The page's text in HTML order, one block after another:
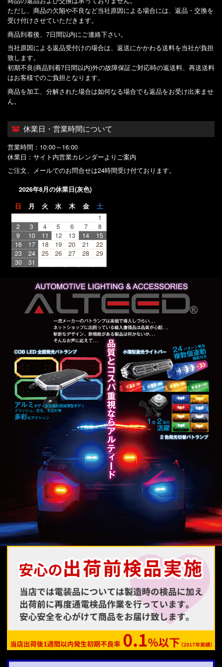
ただし、商品の欠陥や不良など当社原因による場合には、返品・交換を
受け付けさせていただきます。
商品到着後、7日間以内にご連絡下さい。
当社原因による返品受付けの場合は、返送にかかわる送料を当社が負担
致します。
初期不良(商品到着7日間以内)外の故障保証ご対応時の返送料、再送送料
はお客様でのご負担となります。
商品を加工、分解された場合は如何なる場合でも返品をお受け出来ませ
ん。
休業日・営業時間について
営業時間：10:00～16:00
休業日：サイト内営業カレンダーよりご案内
ご注文、メールでのお問合せは24時間受け付ております。
2026年8月の休業日(灰色)
日 月 火 水 木 金 土
1
2
3 4 5 6 7
8
9
10 11 12 13 14
15
16
17 18 19 20 21
22
23
24 25 26 27 28
29
30
31